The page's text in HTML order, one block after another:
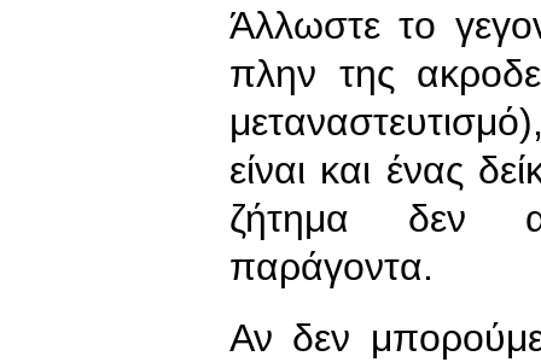
Άλλωστε το
πλην της
είναι και ένας
ζήτημα δεν
παράγοντα.
Αν δεν